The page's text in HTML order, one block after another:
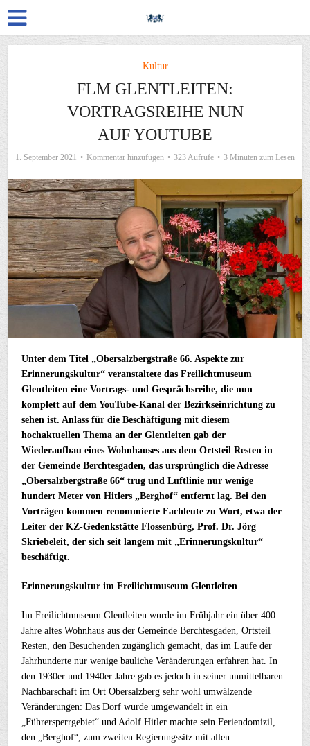
Kultur
FLM GLENTLEITEN:
VORTRAGSREIHE NUN
AUF YOUTUBE
1. September 2021 Kommentar hinzufügen 323 Aufrufe 3 Minuten zum Lesen
Unter dem Titel „Obersalzbergstraße 66. Aspekte zur
Erinnerungskultur“ veranstaltete das Freilichtmuseum
Glentleiten eine Vortrags- und Gesprächsreihe, die nun
komplett auf dem YouTube-Kanal der Bezirkseinrichtung zu
sehen ist. Anlass für die Beschäftigung mit diesem
hochaktuellen Thema an der Glentleiten gab der
Wiederaufbau eines Wohnhauses aus dem Ortsteil Resten in
der Gemeinde Berchtesgaden, das ursprünglich die Adresse
„Obersalzbergstraße 66“ trug und Luftlinie nur wenige
hundert Meter von Hitlers „Berghof“ entfernt lag. Bei den
Vorträgen kommen renommierte Fachleute zu Wort, etwa der
Leiter der KZ-Gedenkstätte Flossenbürg, Prof. Dr. Jörg
Skriebeleit, der sich seit langem mit „Erinnerungskultur“
beschäftigt.
Erinnerungskultur im Freilichtmuseum Glentleiten
Im Freilichtmuseum Glentleiten wurde im Frühjahr ein über 400
Jahre altes Wohnhaus aus der Gemeinde Berchtesgaden, Ortsteil
Resten, den Besuchenden zugänglich gemacht, das im Laufe der
Jahrhunderte nur wenige bauliche Veränderungen erfahren hat. In
den 1930er und 1940er Jahre gab es jedoch in seiner unmittelbaren
Nachbarschaft im Ort Obersalzberg sehr wohl umwälzende
Veränderungen: Das Dorf wurde umgewandelt in ein
„Führersperrgebiet“ und Adolf Hitler machte sein Feriendomizil,
den „Berghof“, zum zweiten Regierungssitz mit allen